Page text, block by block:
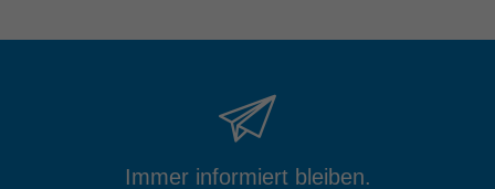
Immer informiert bleiben.